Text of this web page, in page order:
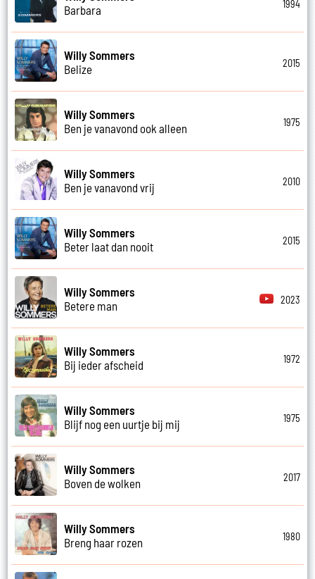
Barbara
1994
Willy Sommers
Belize
2015
Willy Sommers
Ben je vanavond ook alleen
1975
Willy Sommers
Ben je vanavond vrij
2010
Willy Sommers
Beter laat dan nooit
2015
Willy Sommers
Betere man
2023
Willy Sommers
Bij ieder afscheid
1972
Willy Sommers
Blijf nog een uurtje bij mij
1975
Willy Sommers
Boven de wolken
2017
Willy Sommers
Breng haar rozen
1980